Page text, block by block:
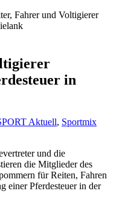
Fahrer und Voltigierer
in
Aktuell, Sportmix
und die
die Mitglieder des
für Reiten, Fahren
einer Pferdesteuer in der